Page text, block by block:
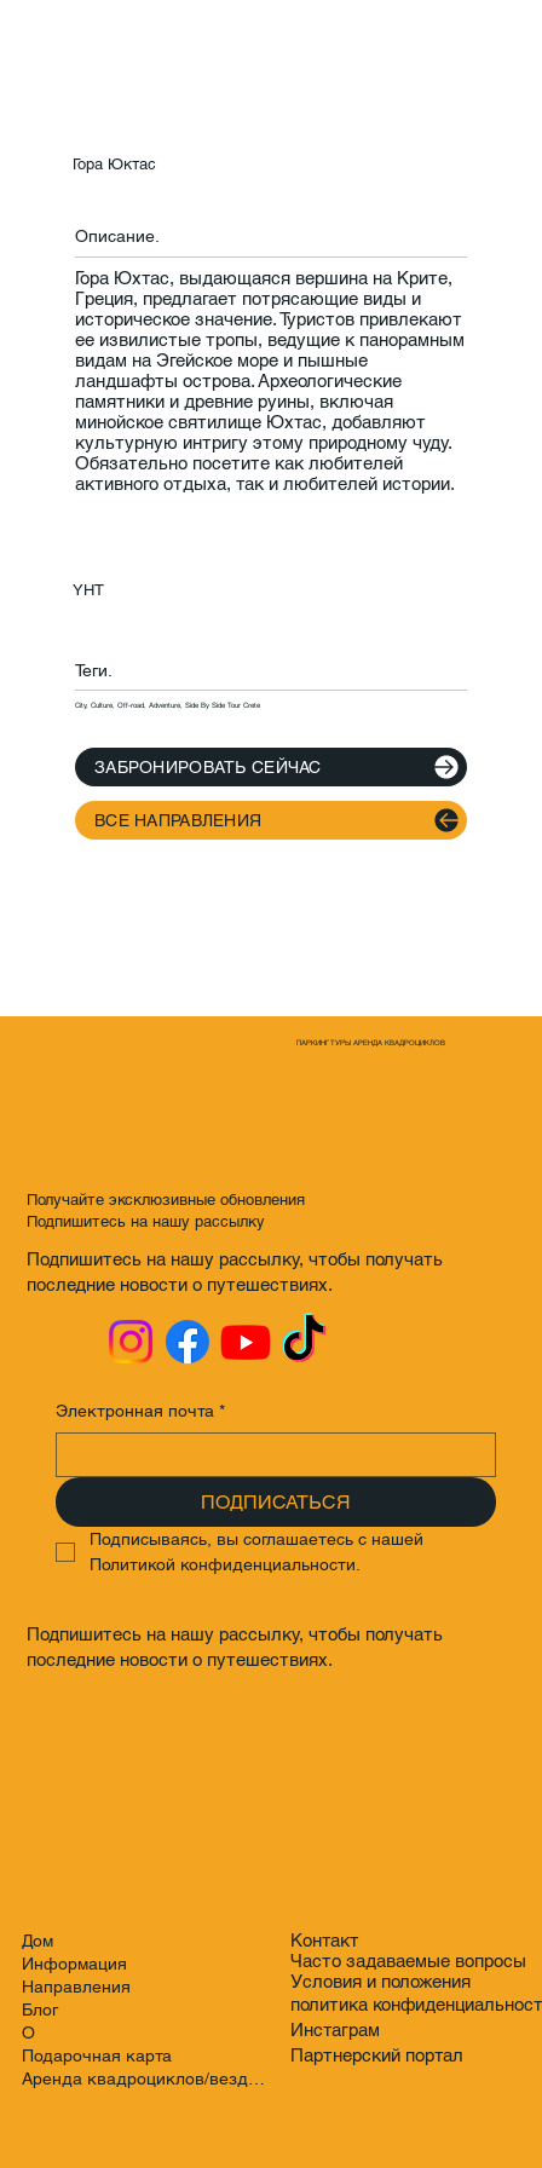
Теги.
City, Culture, Off-road, Adventure, Side By Side Tour Crete
ЗАБРОНИРОВАТЬ СЕЙЧАС
YHT
ВСЕ НАПРАВЛЕНИЯ
Гора Юхтас, выдающаяся вершина на Крите,
Греция, предлагает потрясающие виды и
историческое значение. Туристов привлекают
ее извилистые тропы, ведущие к панорамным
видам на Эгейское море и пышные
ландшафты острова. Археологические
памятники и древние руины, включая
минойское святилище Юхтас, добавляют
культурную интригу этому природному чуду.
Обязательно посетите как любителей
активного отдыха, так и любителей истории.
Описание.
Гора Юктас
ПАРКИНГ ТУРЫ АРЕНДА КВАДРОЦИКЛОВ
Получайте эксклюзивные обновления
Подпишитесь на нашу рассылку
Подпишитесь на нашу рассылку, чтобы получать
последние новости о путешествиях.
Электронная почта *
ПОДПИСАТЬСЯ
Подписываясь, вы соглашаетесь с нашей
Политикой конфиденциальности.
Подпишитесь на нашу рассылку, чтобы получать
последние новости о путешествиях.
Дом
Информация
Направления
Блог
О
Подарочная карта
Инстаграм
Часто задаваемые вопросы
Контакт
политика
Условия и положения
Партнерский портал